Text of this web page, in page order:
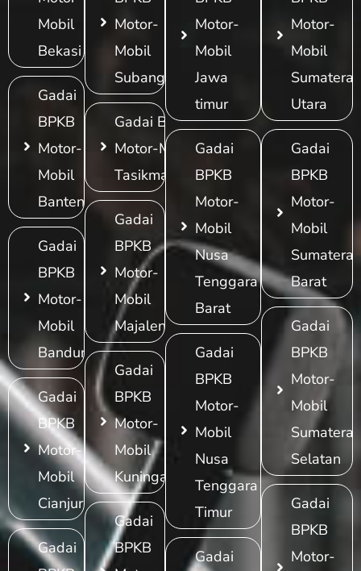
Mobil
Bekasi
Gadai
BPKB
Motor-
Mobil
Banten
Gadai
BPKB
Motor-
Mobil
Bandung
Gadai
BPKB
Motor-
Mobil
Cianjur
Gadai
Motor-
Mobil
Subang
Gadai BPKB
Motor-Mobil
Tasikmalaya
Gadai
BPKB
Motor-
Mobil
Majalengka
Gadai
BPKB
Motor-
Mobil
Kuningan
Gadai
BPKB
Motor-
Mobil
Jawa
timur
Gadai
BPKB
Motor-
Mobil
Nusa
Tenggara
Barat
Gadai
BPKB
Motor-
Mobil
Nusa
Tenggara
Timur
Gadai
Motor-
Mobil
Sumatera
Utara
Gadai
BPKB
Motor-
Mobil
Sumatera
Barat
Gadai
BPKB
Motor-
Mobil
Sumatera
Selatan
Gadai
BPKB
Motor-